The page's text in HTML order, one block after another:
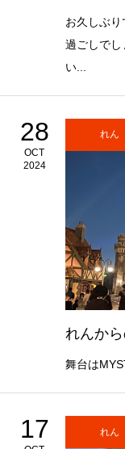
お久しぶ
過ごしでし
い...
28
OCT
2024
れん
れんか
舞台は
17 れん